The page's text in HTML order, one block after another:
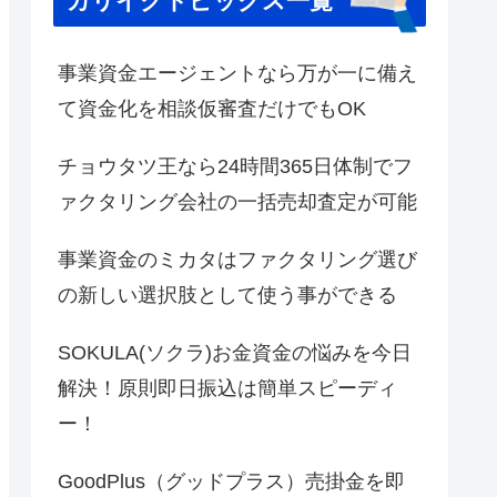
事業資金エージェントなら万が一に備え
て資金化を相談仮審査だけでもOK
チョウタツ王なら24時間365日体制でフ
ァクタリング会社の一括売却査定が可能
事業資金のミカタはファクタリング選び
の新しい選択肢として使う事ができる
SOKULA(ソクラ)お金資金の悩みを今日
解決！原則即日振込は簡単スピーディ
ー！
GoodPlus（グッドプラス）売掛金を即